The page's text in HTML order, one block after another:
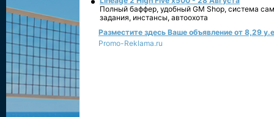
Полный баффер, удобный GM Shop, система
задания, инстансы, автоохота
Разместите здесь Ваше объявление от 8,29
Promo-Reklama.ru